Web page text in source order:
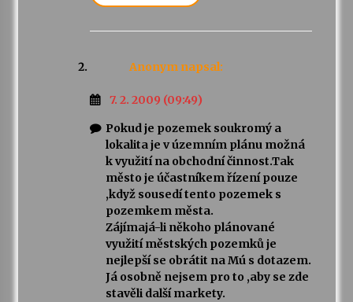
Anonym napsal:
7. 2. 2009 (09:49)
Pokud je pozemek soukromý a
lokalita je v územním plánu možná
k využití na obchodní činnost.Tak
město je účastníkem řízení pouze
,když sousedí tento pozemek s
pozemkem města.
Zájímajá-li někoho plánované
využití městských pozemků je
nejlepší se obrátit na Mú s dotazem.
Já osobně nejsem pro to ,aby se zde
stavěli další markety.